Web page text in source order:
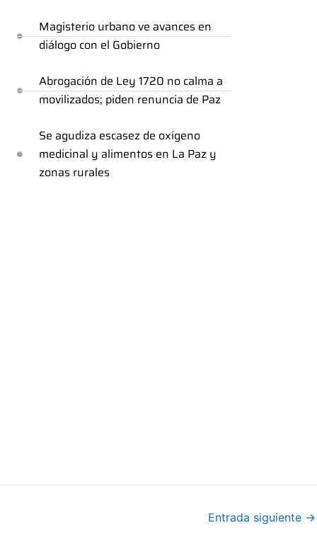
Magisterio urbano ve avances en
diálogo con el Gobierno
Abrogación de Ley 1720 no calma a
movilizados; piden renuncia de Paz
Se agudiza escasez de oxígeno
medicinal y alimentos en La Paz y
zonas rurales
Entrada siguiente →